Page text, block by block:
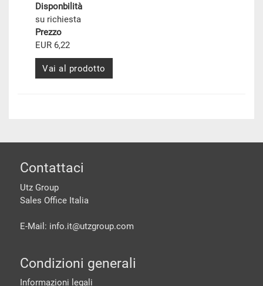
Disponbilità
su richiesta
Prezzo
EUR 6,22
Vai al prodotto
piè di pagine
Contattaci
Utz Group
Sales Office Italia
E-Mail: info.it@utzgroup.com
Condizioni generali
Informazioni legali